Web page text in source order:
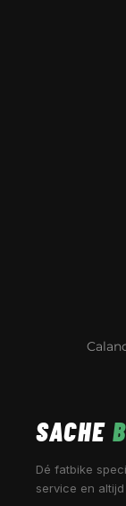
SACHE
Dé fatbike
service en